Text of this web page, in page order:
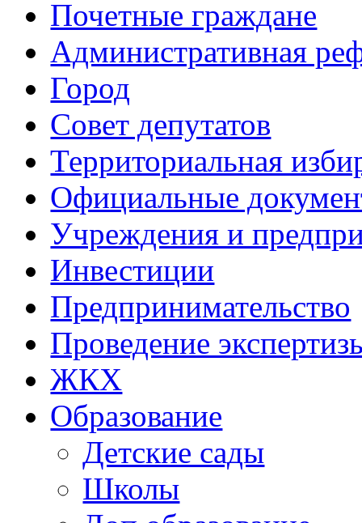
Почетные граждане
Административная
Город
Совет депутатов
Территориальная
Официальные
Учреждения и
Инвестиции
Предпринимательство
Проведение
ЖКХ
Образование
Детские сады
Школы